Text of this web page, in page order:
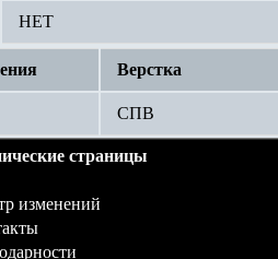
НЕТ
Верстка
СПВ
страницы
изменений